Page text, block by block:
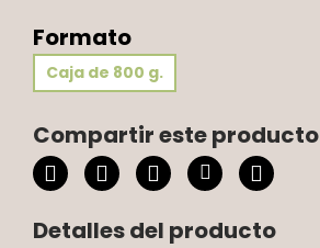
Formato
Caja de 800 g.
Compartir este producto
Detalles del producto